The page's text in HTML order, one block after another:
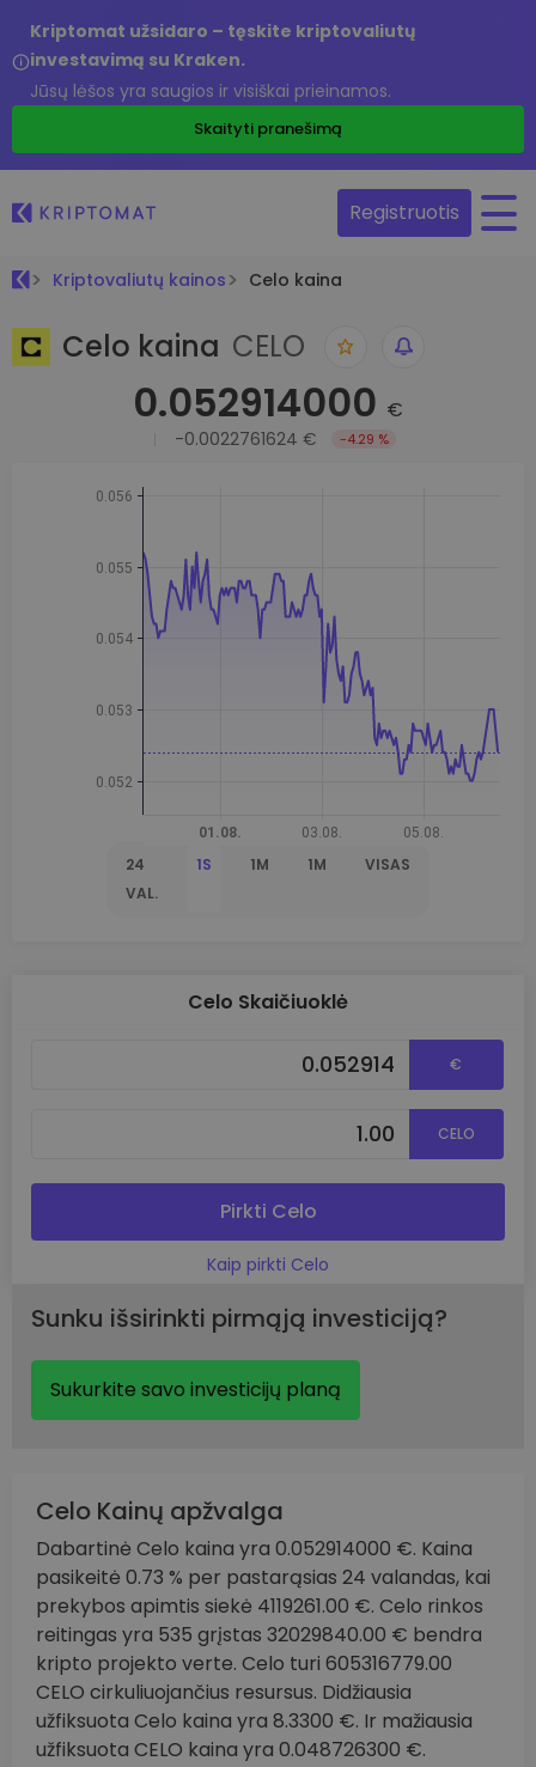
Kriptomat užsidaro – tęskite kriptovaliutų
investavimą su Kraken.
Jūsų lėšos yra saugios ir visiškai prieinamos.
Skaityti pranešimą
Registruotis
Kriptovaliutų kainos Celo kaina
Celo kaina CELO
0.052914000 €
-0.0022761624 € -4.29 %
24
VAL.
1S 1M 1M VISAS
Celo Skaičiuoklė
€
CELO
Pirkti Celo
Kaip pirkti Celo
Sunku išsirinkti pirmąją investiciją?
Sukurkite savo investicijų planą
Celo Kainų apžvalga
Dabartinė Celo kaina yra 0.052914000 €. Kaina
pasikeitė 0.73 % per pastarąsias 24 valandas, kai
prekybos apimtis siekė 4119261.00 €. Celo rinkos
reitingas yra 535 grįstas 32029840.00 € bendra
kripto projekto verte. Celo turi 605316779.00
CELO cirkuliuojančius resursus. Didžiausia
užfiksuota Celo kaina yra 8.3300 €. Ir mažiausia
užfiksuota CELO kaina yra 0.048726300 €.